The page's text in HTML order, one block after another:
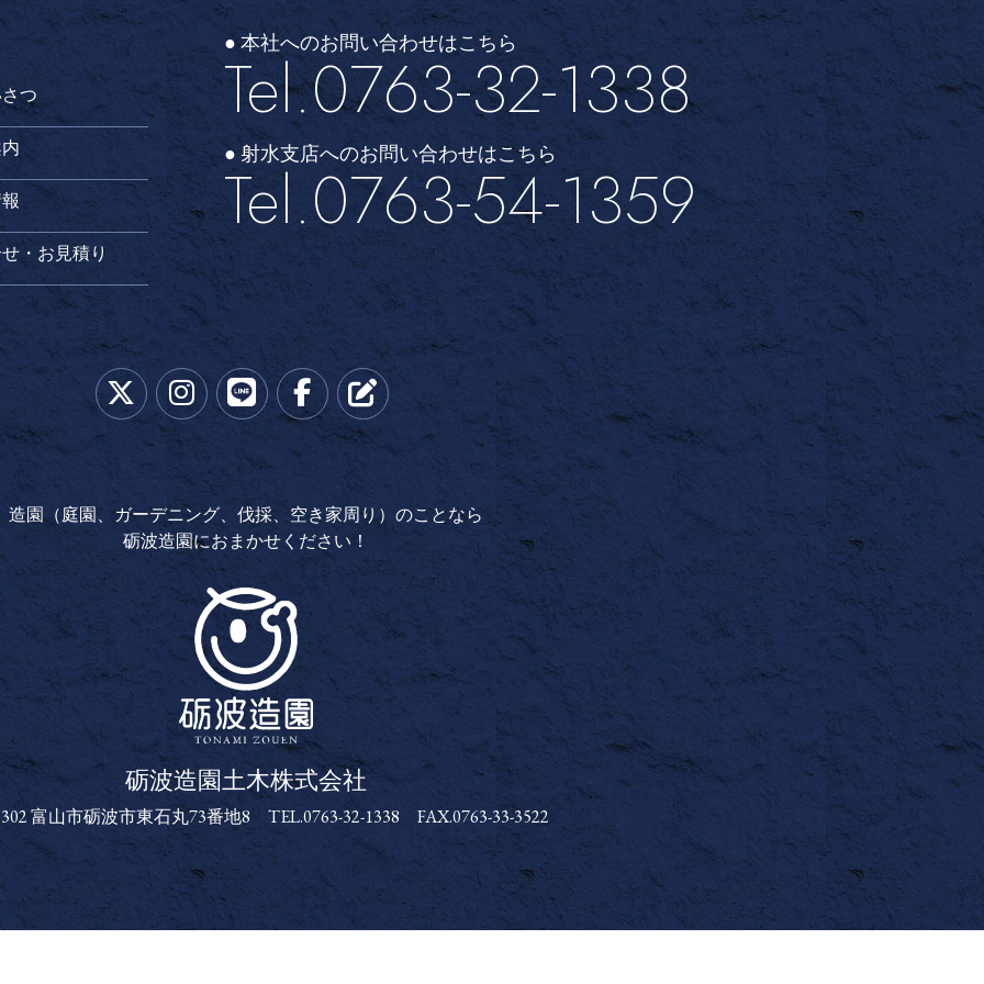
つ
・お見積り
● 本社へのお問い合わせはこちら
Tel.0763-32-1338
● 射水支店へのお問い合わせはこちら
Tel.0763-54-1359
造園（庭園、ガーデニング、伐採、空き家周り）のことなら
砺波造園におまかせください！
砺波造園土木株式会社
砺波造園土木株式会社
富山市砺波市東石丸73番地8 TEL.0763-32-1338 FAX.0763-33-3522
Copyright (C) 砺波造園土木株式会社. all rights reserved.